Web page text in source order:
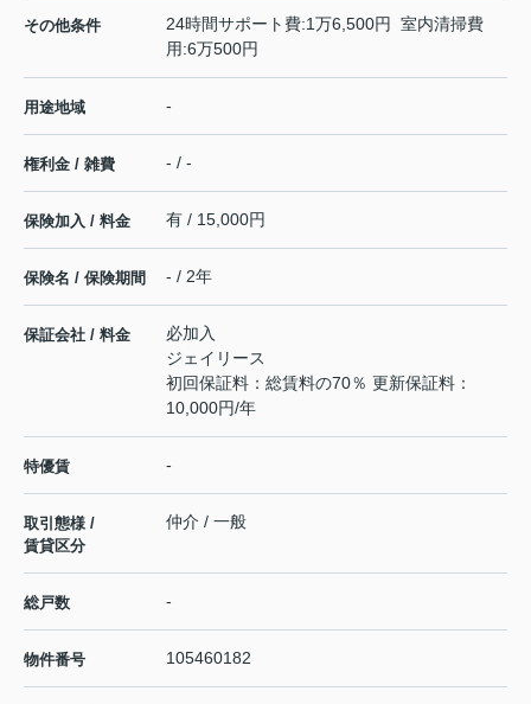
その他条件
24時間サポート費:1万6,500円 室内清掃費
用:6万500円
用途地域 -
権利金 / 雑費 - / -
保険加入 / 料金 有 / 15,000円
保険名 / 保険期間 - / 2年
保証会社 / 料金
必加入
ジェイリース
初回保証料：総賃料の70％ 更新保証料：
10,000円/年
特優賃 -
取引態様 /
賃貸区分
仲介 / 一般
総戸数 -
物件番号 105460182